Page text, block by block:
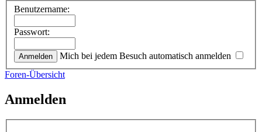
Benutzername:
Passwort:
Mich bei jedem Besuch automatisch anmelden
Foren-Übersicht
Anmelden